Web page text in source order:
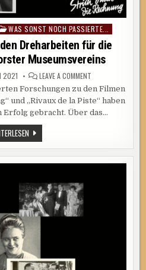
WAS SONST NOCH PASSIERTE...
Dreharbeiten für die
Museumsvereins
2021 LEAVE A COMMENT
FOTOS
VON
DEN
DREHARBEITEN
FÜR
FORSTER
Forschungen zu den Filmen
und „Rivaux de la Piste“ haben
Erfolg gebracht. Über das…
SELTENE
FOTOS
VON
DEN
DREHARBEITEN
SAMMLUNG
DES
FORSTER
MUSEUMSVEREINS